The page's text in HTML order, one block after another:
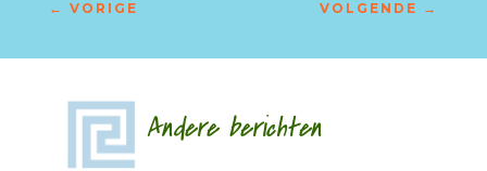
← VORIGE VOLGENDE →
Andere berichten